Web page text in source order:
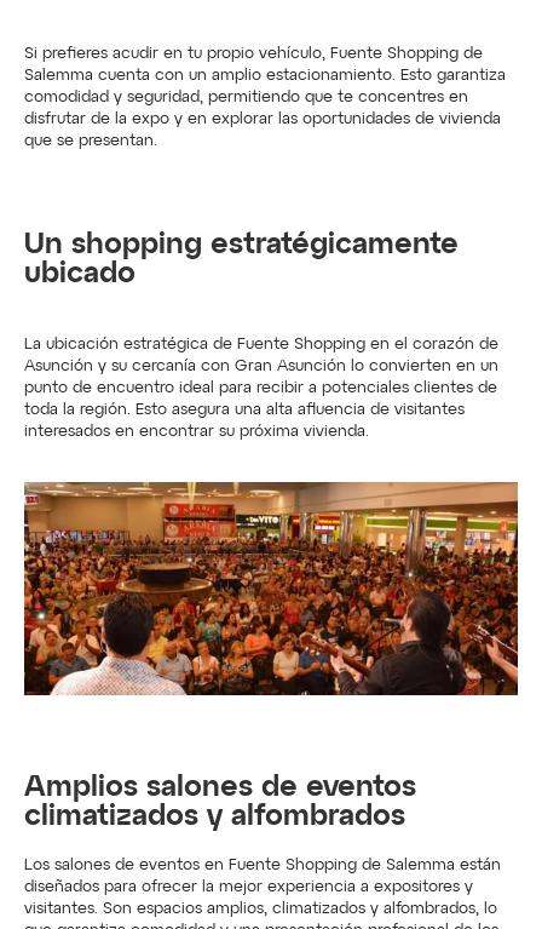
Si prefieres acudir en tu propio vehículo, Fuente Shopping de
Salemma cuenta con un amplio estacionamiento. Esto garantiza
comodidad y seguridad, permitiendo que te concentres en
disfrutar de la expo y en explorar las oportunidades de vivienda
que se presentan.
Un shopping estratégicamente
ubicado
La ubicación estratégica de Fuente Shopping en el corazón de
Asunción y su cercanía con Gran Asunción lo convierten en un
punto de encuentro ideal para recibir a potenciales clientes de
toda la región. Esto asegura una alta afluencia de visitantes
interesados en encontrar su próxima vivienda.
Amplios salones de eventos
climatizados y alfombrados
Los salones de eventos en Fuente Shopping de Salemma están
diseñados para ofrecer la mejor experiencia a expositores y
visitantes. Son espacios amplios, climatizados y alfombrados, lo